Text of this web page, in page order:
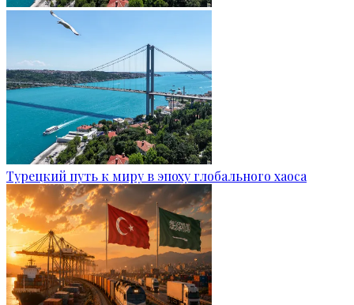
Турецкий путь к миру в эпоху глобального хаоса